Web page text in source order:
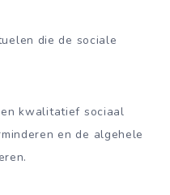
die de sociale
kwalitatief sociaal
en de algehele